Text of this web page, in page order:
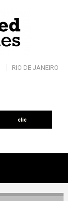
RIO DE JANEIRO